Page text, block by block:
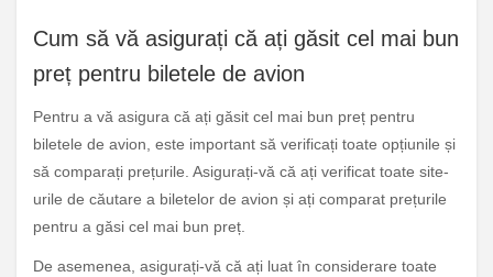
Cum să vă asigurați că ați găsit cel mai bun
preț pentru biletele de avion
Pentru a vă asigura că ați găsit cel mai bun preț pentru
biletele de avion, este important să verificați toate opțiunile și
să comparați prețurile. Asigurați-vă că ați verificat toate site-
urile de căutare a biletelor de avion și ați comparat prețurile
pentru a găsi cel mai bun preț.
De asemenea, asigurați-vă că ați luat în considerare toate